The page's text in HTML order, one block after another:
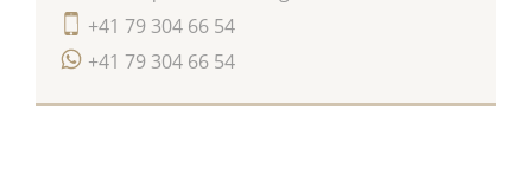
+41 79 304 66 54
+41 79 304 66 54